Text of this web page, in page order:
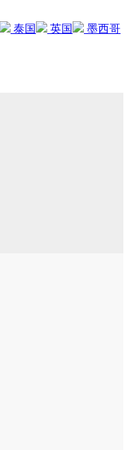
泰国 英国 墨西哥